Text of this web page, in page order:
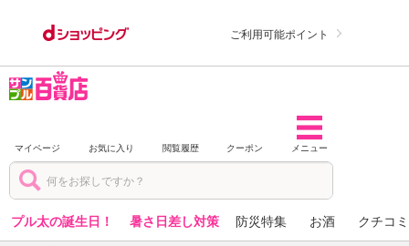
ご利用可能ポイント
マイページ お気に入り 閲覧履歴 クーポン メニュー
プル太の誕生日！ 暑さ日差し対策 防災特集 お酒 クチコ